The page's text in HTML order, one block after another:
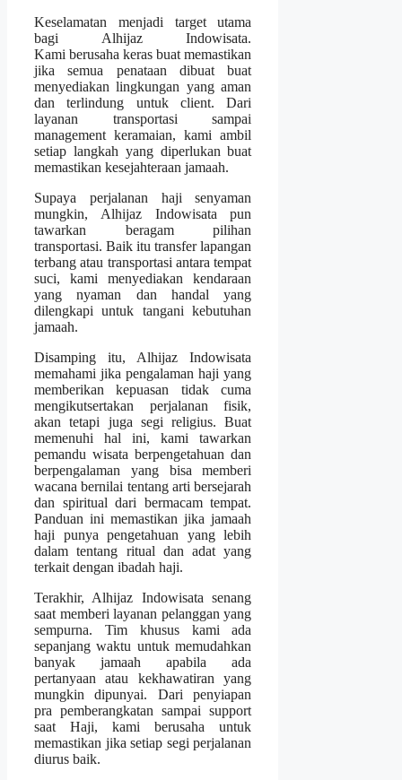
Keselamatan menjadi target utama
bagi Alhijaz Indowisata.
Kami berusaha keras buat memastikan
jika semua penataan dibuat buat
menyediakan lingkungan yang aman
dan terlindung untuk client. Dari
layanan transportasi sampai
management keramaian, kami ambil
setiap langkah yang diperlukan buat
memastikan kesejahteraan jamaah.
Supaya perjalanan haji senyaman
mungkin, Alhijaz Indowisata pun
tawarkan beragam pilihan
transportasi. Baik itu transfer lapangan
terbang atau transportasi antara tempat
suci, kami menyediakan kendaraan
yang nyaman dan handal yang
dilengkapi untuk tangani kebutuhan
jamaah.
Disamping itu, Alhijaz Indowisata
memahami jika pengalaman haji yang
memberikan kepuasan tidak cuma
mengikutsertakan perjalanan fisik,
akan tetapi juga segi religius. Buat
memenuhi hal ini, kami tawarkan
pemandu wisata berpengetahuan dan
berpengalaman yang bisa memberi
wacana bernilai tentang arti bersejarah
dan spiritual dari bermacam tempat.
Panduan ini memastikan jika jamaah
haji punya pengetahuan yang lebih
dalam tentang ritual dan adat yang
terkait dengan ibadah haji.
Terakhir, Alhijaz Indowisata senang
saat memberi layanan pelanggan yang
sempurna. Tim khusus kami ada
sepanjang waktu untuk memudahkan
banyak jamaah apabila ada
pertanyaan atau kekhawatiran yang
mungkin dipunyai. Dari penyiapan
pra pemberangkatan sampai support
saat Haji, kami berusaha untuk
memastikan jika setiap segi perjalanan
diurus baik.